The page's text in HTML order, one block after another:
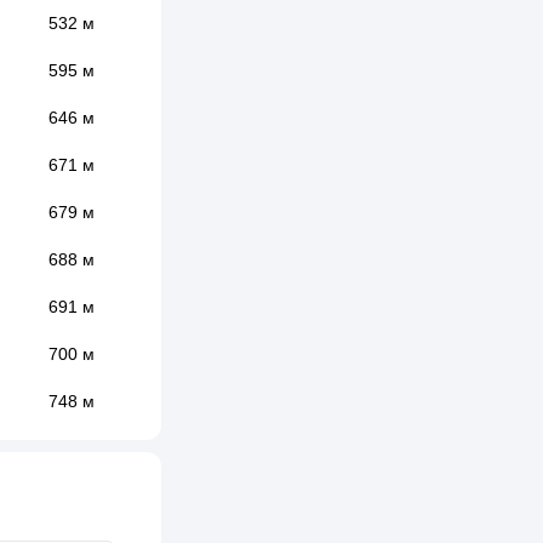
532 м
595 м
646 м
671 м
679 м
688 м
691 м
700 м
748 м